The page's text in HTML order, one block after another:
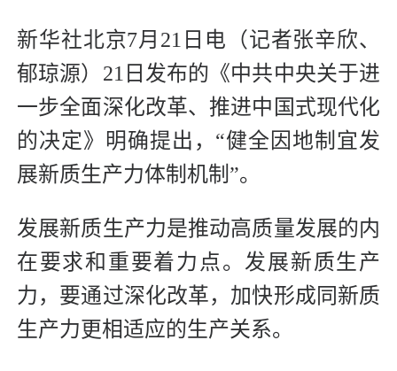
新华社北京7月21日电（记者张辛欣、
郁琼源）21日发布的《中共中央关于进
一步全面深化改革、推进中国式现代化
的决定》明确提出，“健全因地制宜发
展新质生产力体制机制”。
发展新质生产力是推动高质量发展的内
在要求和重要着力点。发展新质生产
力，要通过深化改革，加快形成同新质
生产力更相适应的生产关系。